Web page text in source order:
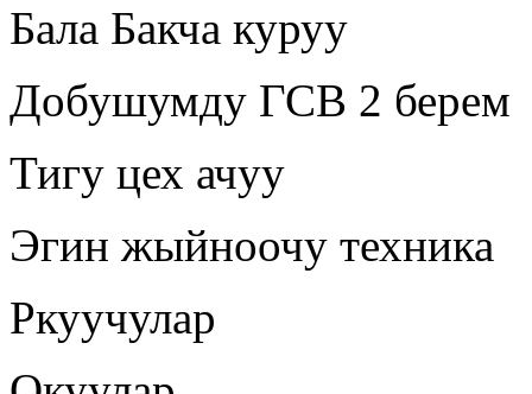
Бала Бакча куруу
Добушумду ГСВ 2 берем
Тигу цех ачуу
Эгин жыйноочу техника
Ркуучулар